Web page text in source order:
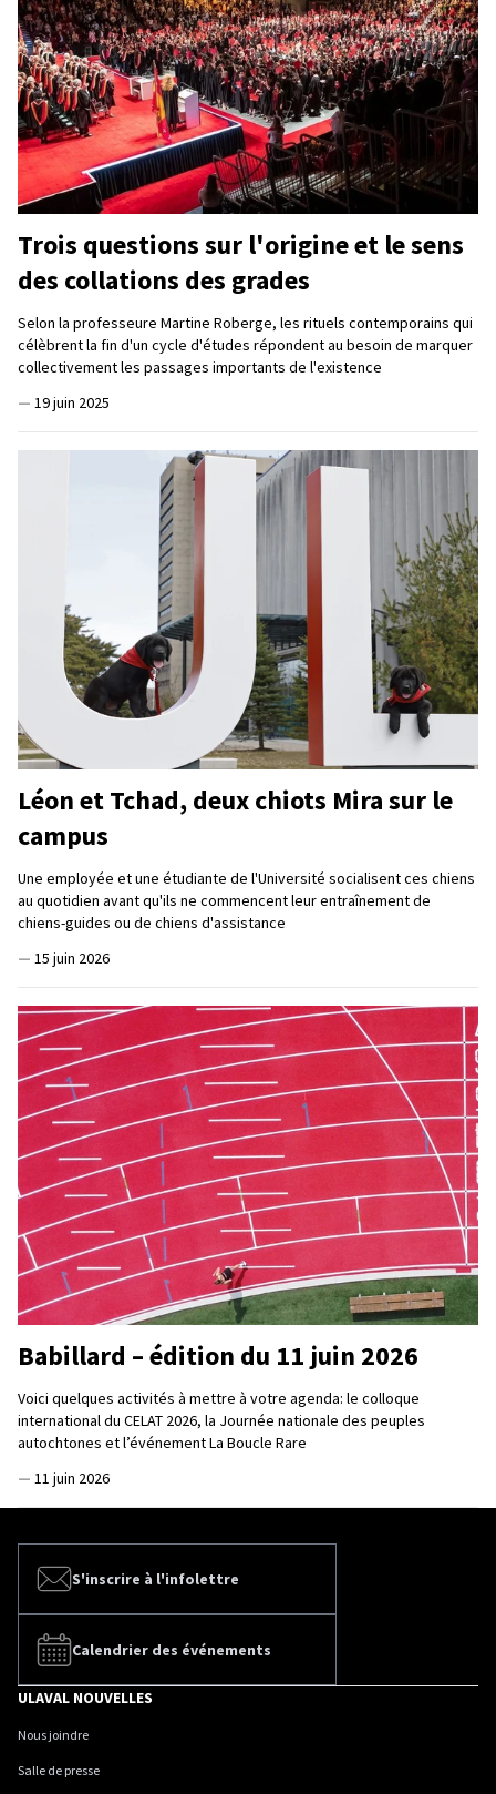
Trois questions sur l'origine et le sens
des collations des grades
Selon la professeure Martine Roberge, les rituels contemporains qui
célèbrent la fin d'un cycle d'études répondent au besoin de marquer
collectivement les passages importants de l'existence
— 19 juin 2025
Léon et Tchad, deux chiots Mira sur le
campus
Une employée et une étudiante de l'Université socialisent ces chiens
au quotidien avant qu'ils ne commencent leur entraînement de
chiens-guides ou de chiens d'assistance
— 15 juin 2026
Babillard – édition du 11 juin 2026
Voici quelques activités à mettre à votre agenda: le colloque
international du CELAT 2026, la Journée nationale des peuples
autochtones et l’événement La Boucle Rare
— 11 juin 2026
S'inscrire à l'infolettre
Calendrier des événements
ULAVAL NOUVELLES
Nous joindre
Salle de presse